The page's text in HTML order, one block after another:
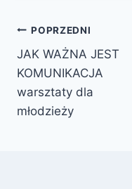
Nawigacja
wpisu
POPRZEDNI
JAK WAŻNA JEST
KOMUNIKACJA
warsztaty dla
młodzieży